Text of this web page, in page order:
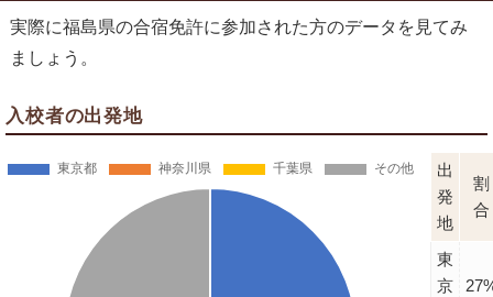
実際に福島県の合宿免許に参加された方のデータを見てみ
ましょう。
入校者の出発地
出
発
地
割
合
東
京